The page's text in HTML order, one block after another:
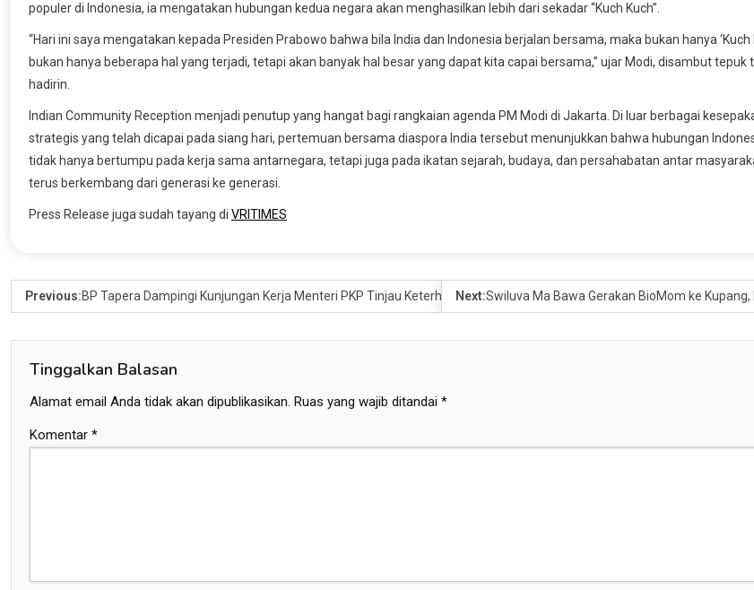
populer di Indonesia, ia mengatakan hubungan kedua negara akan menghasilkan lebih dari sekadar “Kuch Kuch”.
“Hari ini saya mengatakan kepada Presiden Prabowo bahwa bila India dan Indonesia berjalan bersama, maka bukan hanya ‘Kuch
bukan hanya beberapa hal yang terjadi, tetapi akan banyak hal besar yang dapat kita capai bersama,” ujar Modi, disambut tepuk
hadirin.
Indian Community Reception menjadi penutup yang hangat bagi rangkaian agenda PM Modi di Jakarta. Di luar berbagai
strategis yang telah dicapai pada siang hari, pertemuan bersama diaspora India tersebut menunjukkan bahwa hubungan
tidak hanya bertumpu pada kerja sama antarnegara, tetapi juga pada ikatan sejarah, budaya, dan persahabatan antar
terus berkembang dari generasi ke generasi.
Press Release juga sudah tayang di VRITIMES
Previous:BP Tapera Dampingi Kunjungan Kerja Menteri PKP Tinjau Keterhunian Rumah FLPP di Kabupaten Malang
Next:Swiluva Ma Bawa Gerakan BioMom ke Kupang,
Tinggalkan Balasan
Alamat email Anda tidak akan dipublikasikan. Ruas yang wajib ditandai *
Komentar *